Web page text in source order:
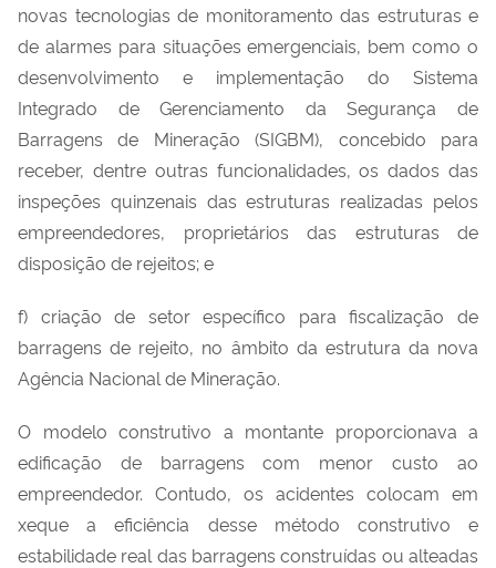
novas tecnologias de monitoramento das estruturas e
de alarmes para situações emergenciais, bem como o
desenvolvimento e implementação do Sistema
Integrado de Gerenciamento da Segurança de
Barragens de Mineração (SIGBM), concebido para
receber, dentre outras funcionalidades, os dados das
inspeções quinzenais das estruturas realizadas pelos
empreendedores, proprietários das estruturas de
disposição de rejeitos; e
f) criação de setor específico para fiscalização de
barragens de rejeito, no âmbito da estrutura da nova
Agência Nacional de Mineração.
O modelo construtivo a montante proporcionava a
edificação de barragens com menor custo ao
empreendedor. Contudo, os acidentes colocam em
xeque a eficiência desse método construtivo e
estabilidade real das barragens construídas ou alteadas